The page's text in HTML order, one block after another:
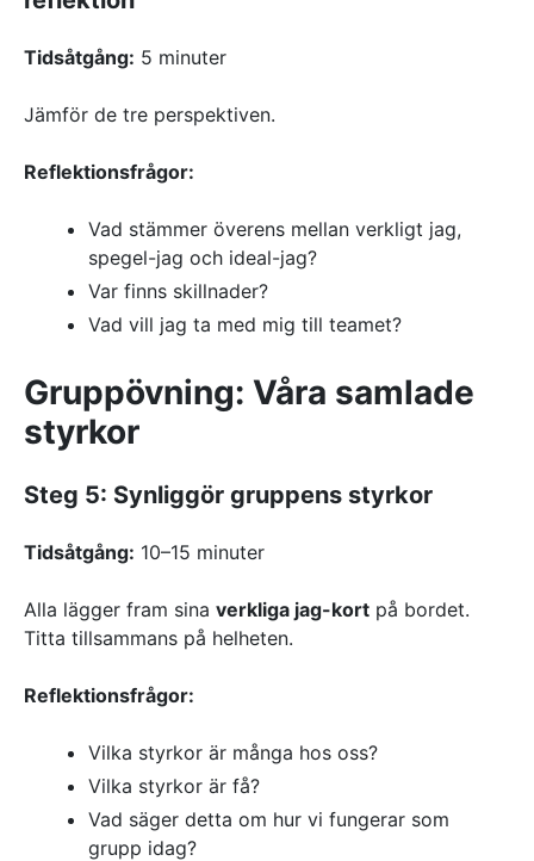
Tidsåtgång: 5 minuter
Jämför de tre perspektiven.
Reflektionsfrågor:
Vad stämmer överens mellan verkligt jag,
spegel-jag och ideal-jag?
Var finns skillnader?
Vad vill jag ta med mig till teamet?
Gruppövning: Våra samlade
styrkor
Steg 5: Synliggör gruppens styrkor
Tidsåtgång: 10–15 minuter
Alla lägger fram sina verkliga jag-kort på bordet.
Titta tillsammans på helheten.
Reflektionsfrågor:
Vilka styrkor är många hos oss?
Vilka styrkor är få?
Vad säger detta om hur vi fungerar som
grupp idag?